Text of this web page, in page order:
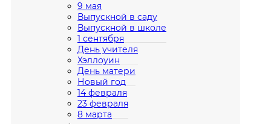
9 мая
Выпускной в саду
Выпускной в школе
1 сентября
День учителя
Хэллоуин
День матери
Новый год
14 февраля
23 февраля
8 марта